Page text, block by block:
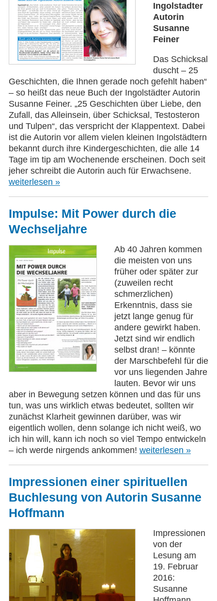
Ingolstadter
Autorin
Susanne
Feiner
Das Schicksal
duscht – 25
Geschichten, die Ihnen gerade noch gefehlt haben“
– so heißt das neue Buch der Ingolstädter Autorin
Susanne Feiner. „25 Geschichten über Liebe, den
Zufall, das Alleinsein, über Schicksal, Testosteron
und Tulpen“, das verspricht der Klappentext. Dabei
ist die Autorin vor allem vielen kleinen Ingolstädtern
bekannt durch ihre Kindergeschichten, die alle 14
Tage im tip am Wochenende erscheinen. Doch seit
jeher schreibt die Autorin auch für Erwachsene.
weiterlesen »
Impulse: Mit Power durch die
Wechseljahre
Ab 40 Jahren kommen
die meisten von uns
früher oder später zur
(zuweilen recht
schmerzlichen)
Erkenntnis, dass sie
jetzt lange genug für
andere gewirkt haben.
Jetzt sind wir endlich
selbst dran! – könnte
der Marschbefehl für die
vor uns liegenden Jahre
lauten. Bevor wir uns
aber in Bewegung setzen können und das für uns
tun, was uns wirklich etwas bedeutet, sollten wir
zunächst Klarheit gewinnen darüber, was wir
eigentlich wollen, denn solange ich nicht weiß, wo
ich hin will, kann ich noch so viel Tempo entwickeln
– ich werde nirgends ankommen! weiterlesen »
Impressionen einer spirituellen
Buchlesung von Autorin Susanne
Hoffmann
Impressionen
von der
Lesung am
19. Februar
2016:
Susanne